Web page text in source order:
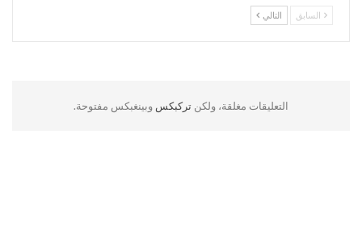
السابق التالي
التعليقات مغلقة، ولكن تركبكس وبينغبكس مفتوحة.